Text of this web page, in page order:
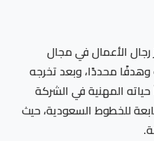
رجال الأعمال في مجال
وهدفًا محددًا، وبعد تخرجه
المهنية في الشركة
للخطوط السعودية، حيث